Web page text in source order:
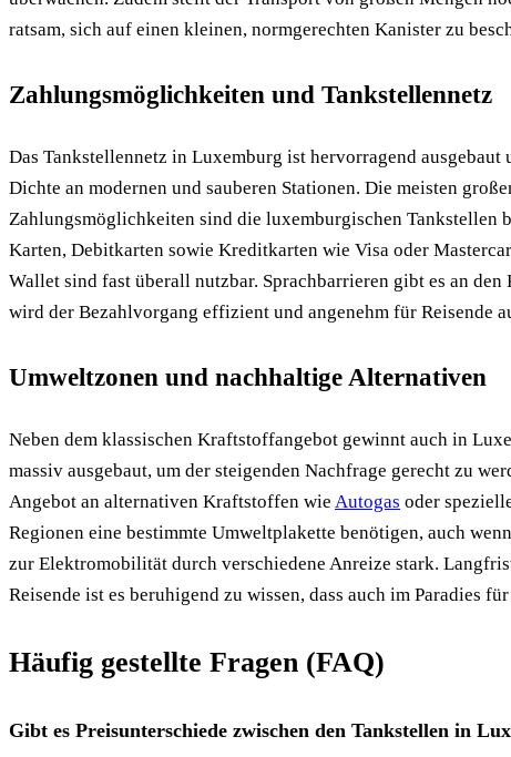
ratsam, sich auf einen kleinen, normgerechten Kanister zu
Zahlungsmöglichkeiten und Tankstellennetz
Das Tankstellennetz in Luxemburg ist hervorragend
Dichte an modernen und sauberen Stationen. Die meisten
Zahlungsmöglichkeiten sind die luxemburgischen Tankstellen
Karten, Debitkarten sowie Kreditkarten wie Visa oder
Wallet sind fast überall nutzbar. Sprachbarrieren gibt es an
wird der Bezahlvorgang effizient und angenehm für Reisende
Umweltzonen und nachhaltige Alternativen
Neben dem klassischen Kraftstoffangebot gewinnt auch in
massiv ausgebaut, um der steigenden Nachfrage gerecht zu
Angebot an alternativen Kraftstoffen wie Autogas oder
Regionen eine bestimmte Umweltplakette benötigen, auch
zur Elektromobilität durch verschiedene Anreize stark.
Reisende ist es beruhigend zu wissen, dass auch im Paradies
Häufig gestellte Fragen (FAQ)
Gibt es Preisunterschiede zwischen den Tankstellen in